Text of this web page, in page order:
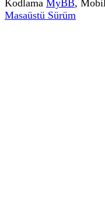
Kodlama MyBB,
Masaüstü Sürüm